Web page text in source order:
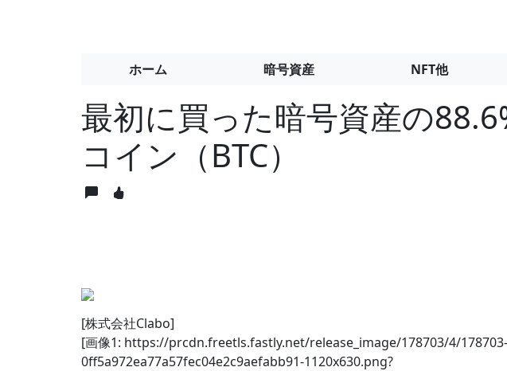
ホーム 暗号資産 NFT他
最初に買った暗号資産の
コイン（BTC）
[株式会社Clabo]
[画像1: https://prcdn.freetls.fastly.net/release_image/178703/4/
0ff5a972ea77a57fec04e2c9aefabb91-1120x630.png?